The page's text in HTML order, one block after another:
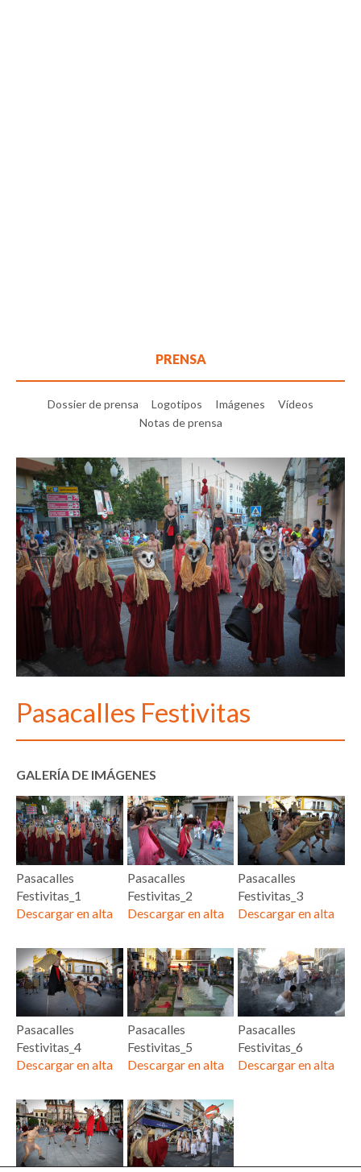
PRENSA
Dossier de prensa Logotipos Imágenes
Vídeos
Notas de prensa
Pasacalles Festivitas
GALERÍA DE IMÁGENES
Pasacalles
Festivitas_1
Descargar en alta
Pasacalles
Festivitas_2
Descargar en alta
Pasacalles
Festivitas_3
Descargar en alta
Pasacalles
Festivitas_4
Descargar en alta
Pasacalles
Festivitas_5
Descargar en alta
Pasacalles
Festivitas_6
Descargar en alta